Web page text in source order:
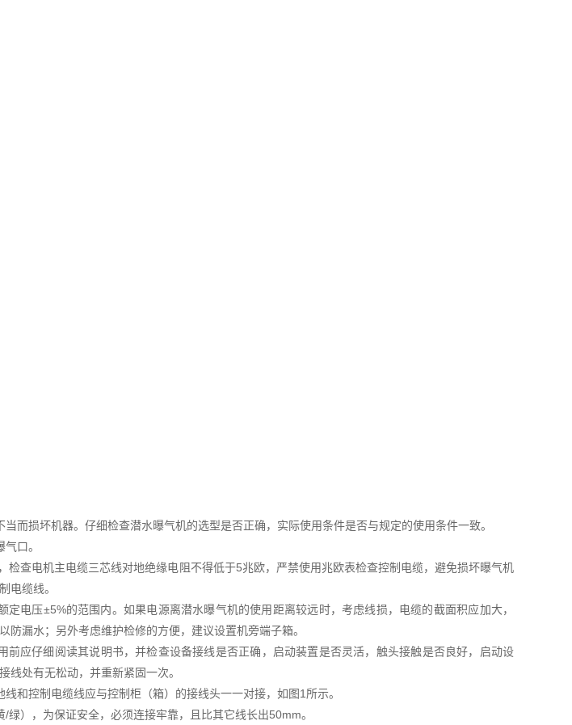
当而损坏机器。仔细检查潜水曝气机的选型是否正确，实际使用条件是否与规定的使用条件一致。
口。
检查电机主电缆三芯线对地绝缘电阻不得低于5兆欧，严禁使用兆欧表检查控制电缆，避免损坏曝气机
电缆线。
定电压±5%的范围内。如果电源离潜水曝气机的使用距离较远时，考虑线损，电缆的截面积应加大，
防漏水；另外考虑维护检修的方便，建议设置机旁端子箱。
前应仔细阅读其说明书，并检查设备接线是否正确，启动装置是否灵活，触头接触是否良好，启动设
线处有无松动，并重新紧固一次。
线和控制电缆线应与控制柜（箱）的接线头一一对接，如图1所示。
/绿），为保证安全，必须连接牢靠，且比其它线长出50mm。